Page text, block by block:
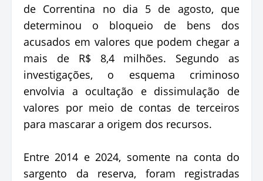
de Correntina no dia 5 de agosto, que
determinou o bloqueio de bens dos
acusados em valores que podem chegar a
mais de R$ 8,4 milhões. Segundo as
investigações, o esquema criminoso
envolvia a ocultação e dissimulação de
valores por meio de contas de terceiros
para mascarar a origem dos recursos.
Entre 2014 e 2024, somente na conta do
sargento da reserva, foram registradas